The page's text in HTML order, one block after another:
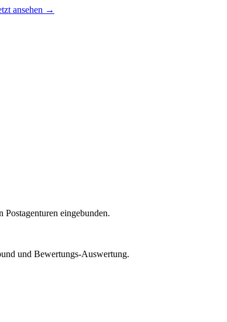
ansehen →
eingebunden.
und Bewertungs-Auswertung.